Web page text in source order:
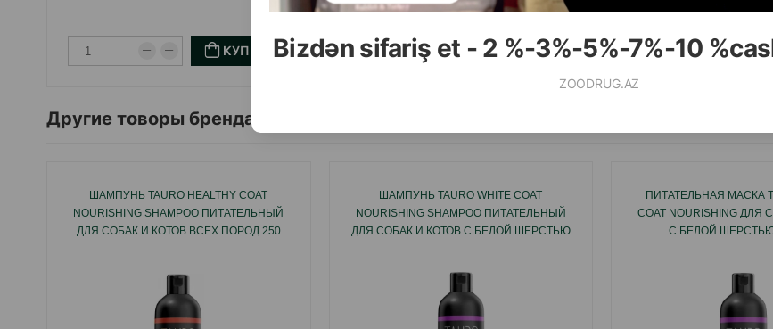
Bizdən sifariş et - 2 %-3%-5%-7%-10
ZOODRUG.AZ
КУПИТЬ
Другие товоры бренда
ШАМПУНЬ TAURO HEALTHY COAT
NOURISHING SHAMPOO ПИТАТЕЛЬНЫЙ
ДЛЯ СОБАК И КОТОВ ВСЕХ ПОРОД 250
ШАМПУНЬ TAURO WHITE COAT
NOURISHING SHAMPOO ПИТАТЕЛЬНЫЙ
ДЛЯ СОБАК И КОТОВ С БЕЛОЙ ШЕРСТЬЮ
ПИТАТЕЛЬНАЯ МАСКА
COAT NOURISHING ДЛЯ
С БЕЛОЙ